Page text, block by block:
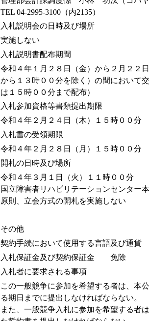
TEL 04-2995-3100（内2135）
入札説明会の日時及び場所
実施しない
入札説明書配布期間
令和４年１月２８日（金）から２月２２
から１３時００分を除く）の間において
は１５時００分まで配布）
入札参加資格等書類提出期限
令和４年２月２４日（木）１５時００分
入札書の受領期限
令和４年２月２８日（月）１５時００分
開札の日時及び場所
令和４年３月１日（火）１１時００分
国立障害者リハビリテーションセンター
原則、立会方式の開札を実施しない
その他
契約手続において使用する言語及び通
入札保証金及び契約保証金 免除
入札者に要求される事項
この一般競争に参加を希望する者は、本
る期日までに提出しなければならない。
また、一般競争入札に参加を希望する者